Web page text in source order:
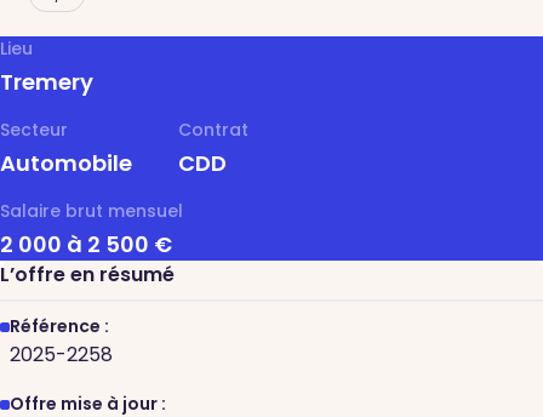
Lieu
Tremery
Secteur
Automobile
Contrat
CDD
Salaire brut mensuel
2 000 à 2 500 €
L’offre en résumé
Référence :
2025-2258
Offre mise à jour :